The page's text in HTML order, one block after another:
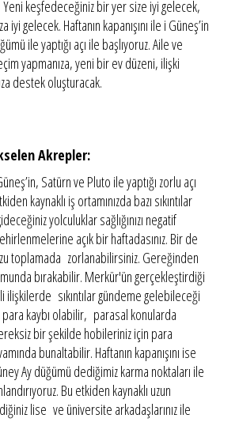
keşfedeceğiniz bir yer size iyi gelecek,
iyi gelecek. Haftanın kapanışını ile i Güneş’in
ile yaptığı açı ile başlıyoruz. Aile ve
yapmanıza, yeni bir ev düzeni, ilişki
destek oluşturacak.
Akrepler:
Satürn ve Pluto ile yaptığı zorlu açı
kaynaklı iş ortamınızda bazı sıkıntılar
yolculuklar sağlığınızı negatif
açık bir haftadasınız. Bir de
toplamada zorlanabilirsiniz. Gereğinden
bırakabilir. Merkür'ün gerçekleştirdiği
ilişkilerde sıkıntılar gündeme gelebileceği
para kaybı olabilir, parasal konularda
bir şekilde hobileriniz için para
bunaltabilir. Haftanın kapanışını ise
Ay düğümü dediğimiz karma noktaları ile
Bu etkiden kaynaklı uzun
lise ve üniversite arkadaşlarınız ile